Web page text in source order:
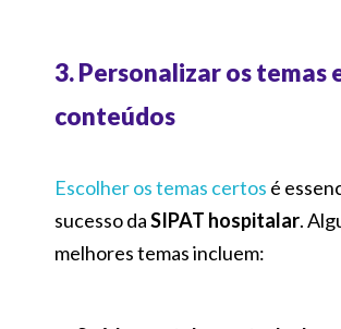
3. Personalizar os temas
conteúdos
Escolher os temas certos é
sucesso daSIPAT hospitalar.
melhores temas incluem: